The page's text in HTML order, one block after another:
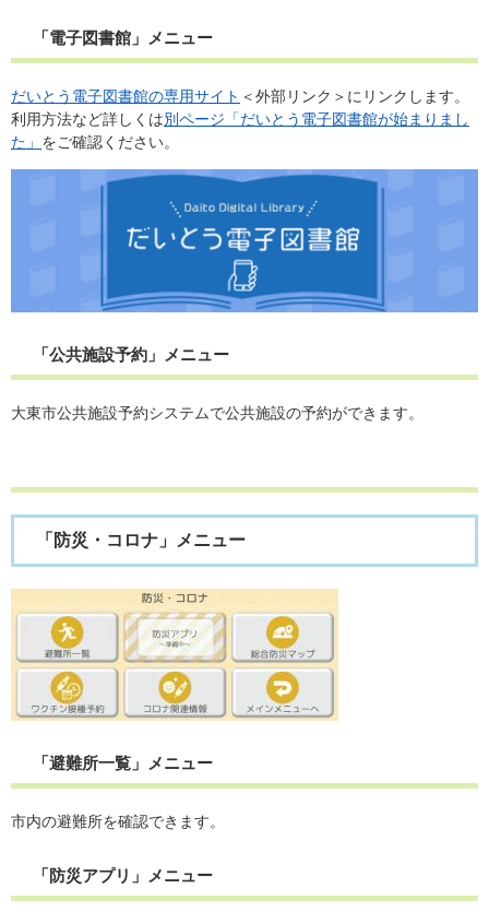
「電子図書館」メニュー
だいとう電子図書館の専用サイト ＜外部リンク＞ にリンクします。
​利用方法など詳しくは別ページ「だいとう電子図書館が始まりまし
た」 をご確認ください。
「公共施設予約」メニュー
大東市公共施設予約システムで公共施設の予約ができます。
「防災・コロナ」メニュー
「避難所一覧」メニュー
市内の避難所を確認できます。
「防災アプリ」メニュー